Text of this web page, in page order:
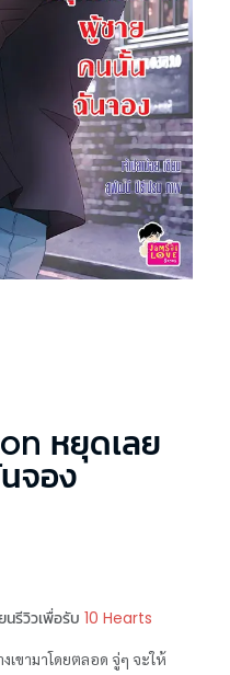
หยุดเลย
จอง
นรีวิวเพื่อรับ 10 Hearts
เขามาโดยตลอด จู่ๆ จะให้